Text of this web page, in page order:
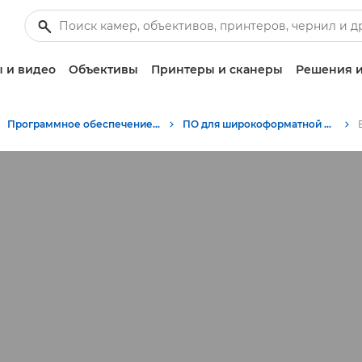
и видео Объективы Принтеры и сканеры Решения
Программное обеспечение для бизнеса ПО для широкоформатной печати